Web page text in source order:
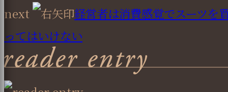
next
経営者は消費感覚でスーツを
ってはいけない